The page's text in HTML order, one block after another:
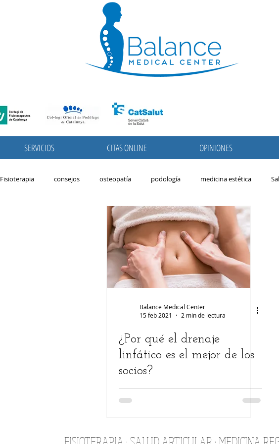
SERVICIOS CITAS ONLINE OPINIONES
Fisioterapia consejos osteopatía podología medicina estética
podologia pediatrica pies niños
Lesiones Estética Auriculoterapia
Balance Medical Center
15 feb 2021
2 min de lectura
¿Por qué el drenaje
linfático es el mejor de los
socios?